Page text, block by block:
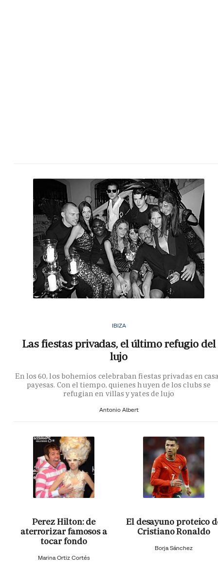
IBIZA
Las fiestas privadas, el último refugio del
lujo
En los 60, los bohemios celebraban fiestas privadas en
payesas. Con el tiempo, quienes huyen de los clubs se
refugian en villas y yates de lujo
Antonio Albert
Perez Hilton: de
aterrorizar famosos a
tocar fondo
Marina Ortiz Cortés
El desayuno proteico
Cristiano Ronaldo
Borja Sánchez